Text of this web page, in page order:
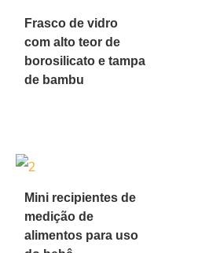
Frasco de vidro
com alto teor de
borosilicato e tampa
de bambu
Mini recipientes de
medição de
alimentos para uso